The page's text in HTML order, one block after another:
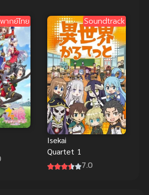
พากย์ไทย Soundtrack
Isekai
Quartet 1
7.0